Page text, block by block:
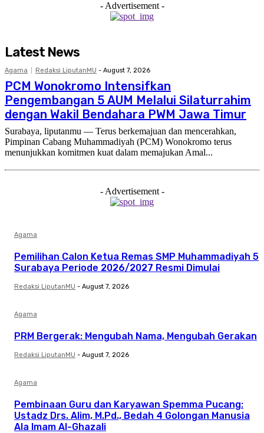
- Advertisement -
Latest News
Agama Redaksi LiputanMU - August 7, 2026
PCM Wonokromo Intensifkan
Pengembangan 5 AUM Melalui Silaturrahim
dengan Wakil Bendahara PWM Jawa Timur
Surabaya, liputanmu — Terus berkemajuan dan mencerahkan,
Pimpinan Cabang Muhammadiyah (PCM) Wonokromo terus
menunjukkan komitmen kuat dalam memajukan Amal...
- Advertisement -
Agama
Pemilihan Calon Ketua Remas SMP Muhammadiyah 5
Surabaya Periode 2026/2027 Resmi Dimulai
Redaksi LiputanMU - August 7, 2026
Agama
PRM Bergerak: Mengubah Nama, Mengubah Gerakan
Redaksi LiputanMU - August 7, 2026
Agama
Pembinaan Guru dan Karyawan Spemma Pucang:
Ustadz Drs. Alim, M.Pd., Bedah 4 Golongan Manusia
Ala Imam Al-Ghazali